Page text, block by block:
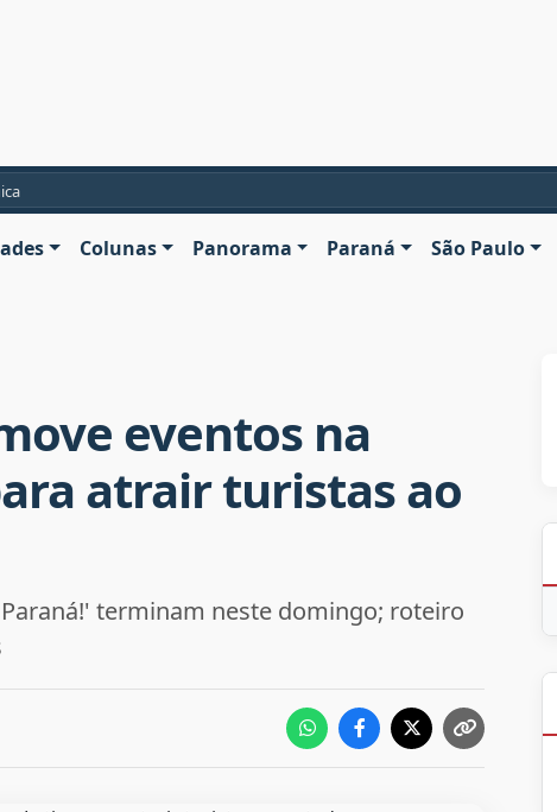
Colunas Panorama Paraná São Paulo
eventos na
atrair turistas ao
terminam neste domingo; roteiro